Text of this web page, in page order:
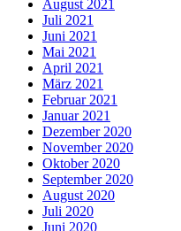
August 2021
Juli 2021
Juni 2021
Mai 2021
April 2021
März 2021
Februar 2021
Januar 2021
Dezember 2020
November 2020
Oktober 2020
September 2020
August 2020
Juli 2020
Juni 2020